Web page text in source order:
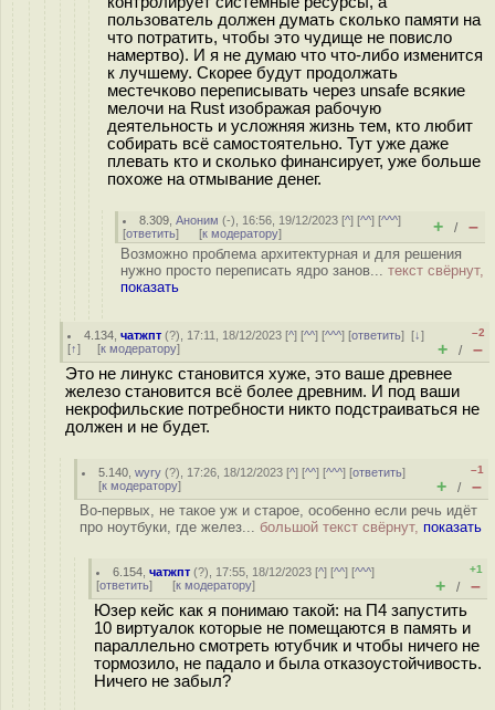
пользователь должен думать сколько памяти на
что потратить, чтобы это чудище не повисло
намертво). И я не думаю что что-либо изменится
к лучшему. Скорее будут продолжать
местечково переписывать через unsafe всякие
мелочи на Rust изображая рабочую
деятельность и усложняя жизнь тем, кто любит
собирать всё самостоятельно. Тут уже даже
плевать кто и сколько финансирует, уже больше
похоже на отмывание денег.
8.309 ,Аноним (-), 16:56, 19/12/2023 [^] [^^] [^^^]
[ответить] [к модератору] + / –
Возможно проблема архитектурная и для решения
нужно просто переписать ядро занов... текст свёрнут,
показать
4.134 ,чатжпт (?), 17:11, 18/12/2023 [^] [^^] [^^^] [ответить][↓]
[↑] [к модератору]
–2
+ / –
Это не линукс становится хуже, это ваше древнее
железо становится всё более древним. И под ваши
некрофильские потребности никто подстраиваться не
должен и не будет.
5.140 ,wyry (?), 17:26, 18/12/2023 [^] [^^] [^^^] [ответить]
[к модератору]
–1
+ / –
Во-первых, не такое уж и старое, особенно если речь идёт
про ноутбуки, где желез... большой текст свёрнут, показать
6.154 ,чатжпт (?), 17:55, 18/12/2023 [^] [^^] [^^^]
[ответить] [к модератору]
+1
+ / –
Юзер кейс как я понимаю такой: на П4 запустить
10 виртуалок которые не помещаются в память и
параллельно смотреть ютубчик и чтобы ничего не
тормозило, не падало и была отказоустойчивость.
Ничего не забыл?